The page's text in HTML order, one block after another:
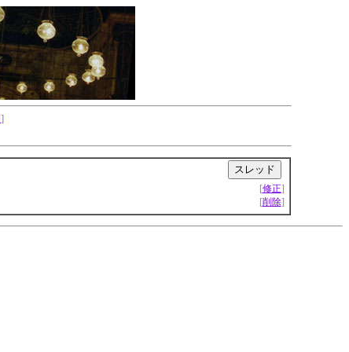
]
[修正]
[削除]